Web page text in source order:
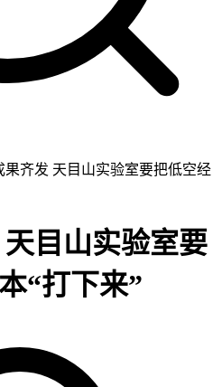
果齐发 天目山实验室要把低空经
目山实验室要
“打下来”